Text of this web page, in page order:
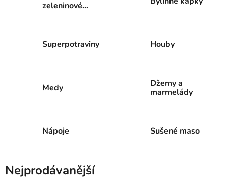
zeleninové
Superpotraviny Houby
Medy
Džemy a
marmelády
Nápoje Sušené maso
Nejprodávanější